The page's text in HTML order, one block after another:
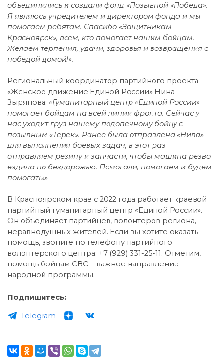
объединились и создали фонд «Позывной «Победа».
Я являюсь учредителем и директором фонда и мы
помогаем ребятам. Спасибо «Защитникам
Красноярск», всем, кто помогает нашим бойцам.
Желаем терпения, удачи, здоровья и возвращения с
победой домой!».
Региональный координатор партийного проекта
«Женское движение Единой России» Нина
Зырянова: «Гуманитарный центр «Единой России»
помогает бойцам на всей линии фронта. Сейчас у
нас уходит груз нашему подопечному бойцу с
позывным «Терек». Ранее была отправлена «Нива»
для выполнения боевых задач, в этот раз
отправляем резину и запчасти, чтобы машина резво
ездила по бездорожью. Помогали, помогаем и будем
помогать!»
В Красноярском крае с 2022 года работает краевой
партийный гуманитарный центр «Единой России».
Он объединяет партийцев, волонтеров региона,
неравнодушных жителей. Если вы хотите оказать
помощь, звоните по телефону партийного
волонтерского центра: +7 (929) 331-25-11. Отметим,
помощь бойцам СВО – важное направление
народной программы.
Подпишитесь:
Telegram